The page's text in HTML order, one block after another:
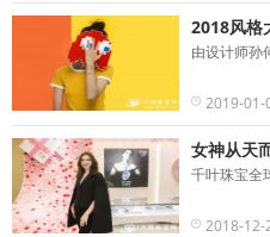
2018风格
由设计师孙
2019-01-
女神从天
千叶珠宝全
2018-12-